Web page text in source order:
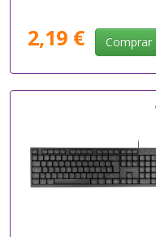
2,19 € Comprar